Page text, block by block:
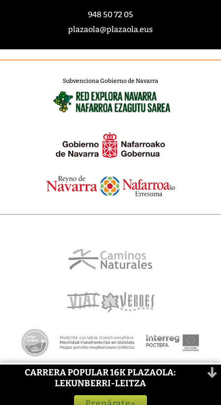
948 50 72 05
plazaola@plazaola.eus
Subvenciona Gobierno de Navarra
CARRERA POPULAR 16K PLAZAOLA:
LEKUNBERRI-LEITZA